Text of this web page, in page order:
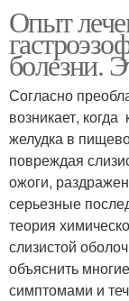
Опыт
болезни.
Согласно
возникает,
желудка в
повреждая
ожоги,
серьезные
теория
слизистой
объяснить
симптомами и